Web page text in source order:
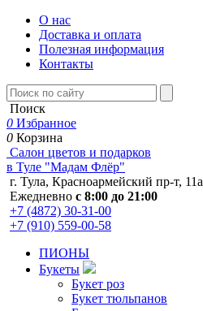
О нас
Доставка и оплата
Полезная информация
Контакты
Поиск
0 Избранное
0 Корзина
Салон цветов и подарков
в Туле "Мадам Флёр"
г. Тула, Красноармейский пр-т, 11а
Ежедневно с 8:00 до 21:00
+7 (4872) 30-31-00
+7 (910) 559-00-58
ПИОНЫ
Букеты
Букет роз
Букет тюльпанов